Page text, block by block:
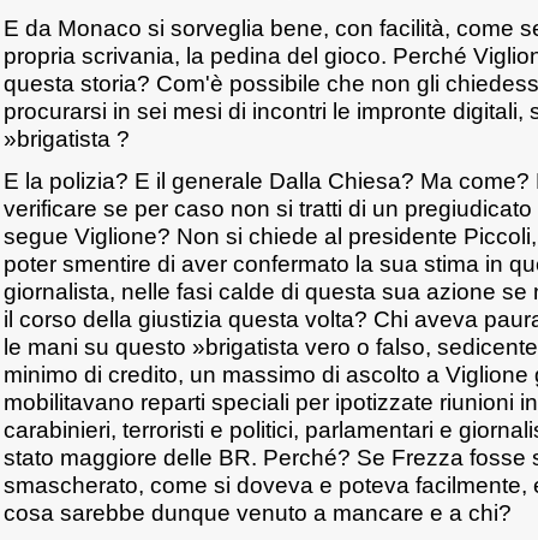
E da Monaco si sorveglia bene, con facilità, come
propria scrivania, la pedina del gioco. Perché
questa storia? Com'è possibile che non gli
procurarsi in sei mesi di incontri le impronte digitali,
»brigatista ?
E la polizia? E il generale Dalla Chiesa? Ma
verificare se per caso non si tratti di un
segue Viglione? Non si chiede al presidente
poter smentire di aver confermato la sua stima in
giornalista, nelle fasi calde di questa sua azione se
il corso della giustizia questa volta? Chi aveva
le mani su questo »brigatista vero o falso,
minimo di credito, un massimo di ascolto a Viglione
mobilitavano reparti speciali per ipotizzate riunioni
carabinieri, terroristi e politici, parlamentari e
stato maggiore delle BR. Perché? Se Frezza fosse
smascherato, come si doveva e poteva facilmente,
cosa sarebbe dunque venuto a mancare e a chi?